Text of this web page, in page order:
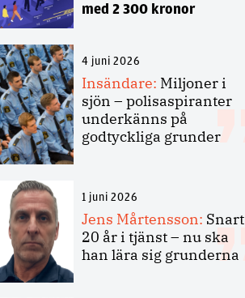
med 2 300 kronor
4 juni 2026
Insändare: Miljoner i
sjön – polisaspiranter
underkänns på
godtyckliga grunder
1 juni 2026
Jens Mårtensson: Snart
20 år i tjänst – nu ska
han lära sig grunderna